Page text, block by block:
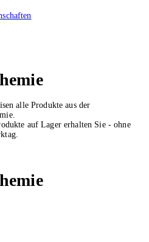
alle Produkte aus der
auf Lager erhalten Sie - ohne